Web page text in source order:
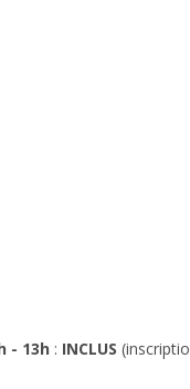
- 13h : INCLUS